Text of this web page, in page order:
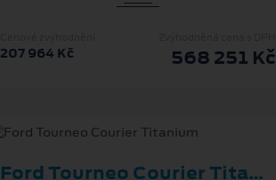
568 251 Kč
207 964 Kč
Ford Tourneo Courier Titanium